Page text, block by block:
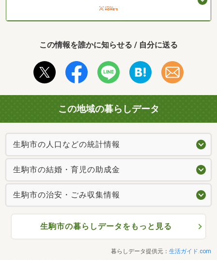
この情報を誰かに知らせる / 自分に送る
この地域の暮らしデータ
生駒市の人口などの統計情報
生駒市の結婚・育児の助成金
生駒市の治安・ごみ収集情報
生駒市の暮らしデータをもっと見る
暮らしデータ提供元： 生活ガイド.com